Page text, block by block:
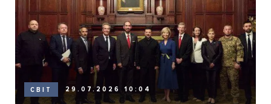
СВІТ 29.07.2026 10:04